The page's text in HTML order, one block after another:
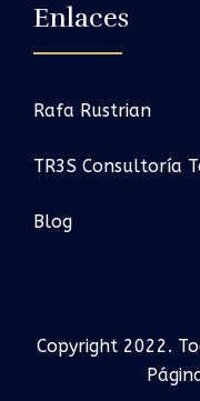
Enlaces
Rafa Rustrian
TR3S Consultoría
Blog
Copyright 2022.